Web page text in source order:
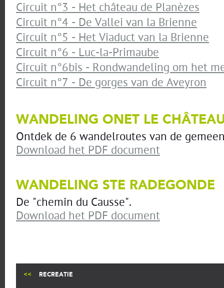
Circuit n°3 - Het château de Planèzes
Circuit n°4 - De Vallei van la Brienne
Circuit n°5 - Het Viaduct van la Brienne
Circuit n°6 - Luc-la-Primaube
Circuit n°6bis - Rondwandeling om het
Circuit n°7 - De gorges van de Aveyron
WANDELING ONET LE
Ontdek de 6 wandelroutes van de
Download het PDF document
WANDELING STE RADEGONDE
De "chemin du Causse".
Download het PDF document
RECREATIE